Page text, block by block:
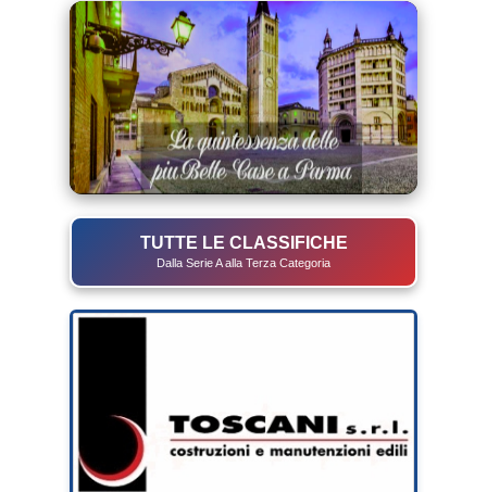
TUTTE LE CLASSIFICHE
Dalla Serie A alla Terza Categoria